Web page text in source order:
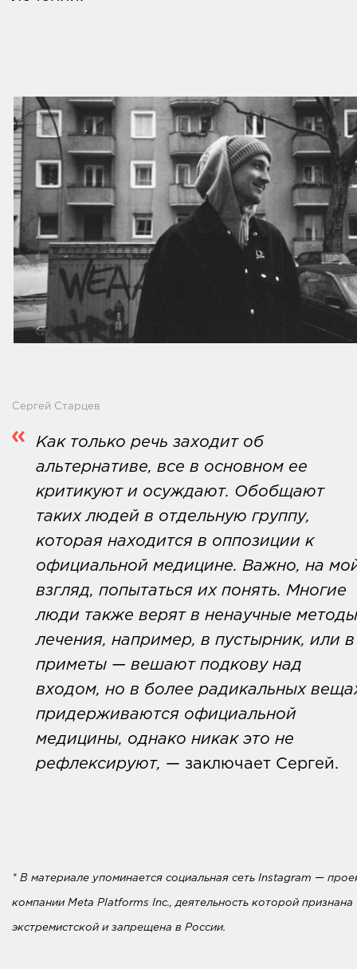
Сергей Старцев
Как только речь заходит об
альтернативе, все в основном ее
критикуют и осуждают. Обобщают
таких людей в отдельную группу,
которая находится в оппозиции к
официальной медицине. Важно, на
взгляд, попытаться их понять. Многие
люди также верят в ненаучные методы
лечения, например, в пустырник, или в
приметы — вешают подкову над
входом, но в более радикальных
придерживаются официальной
медицины, однако никак это не
рефлексируют, — заключает Сергей.
* В материале упоминается социальная сеть Instagram —
компании Meta Platforms Inc., деятельность которой признана
экстремистской и запрещена в России.